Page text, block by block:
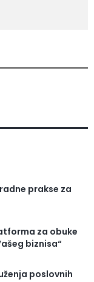
prakse za
za obuke
biznisa“
poslovnih